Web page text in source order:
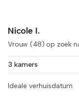
Nicole I.
Vrouw (48) op zoek
3 kamers
Ideale verhuisdatum